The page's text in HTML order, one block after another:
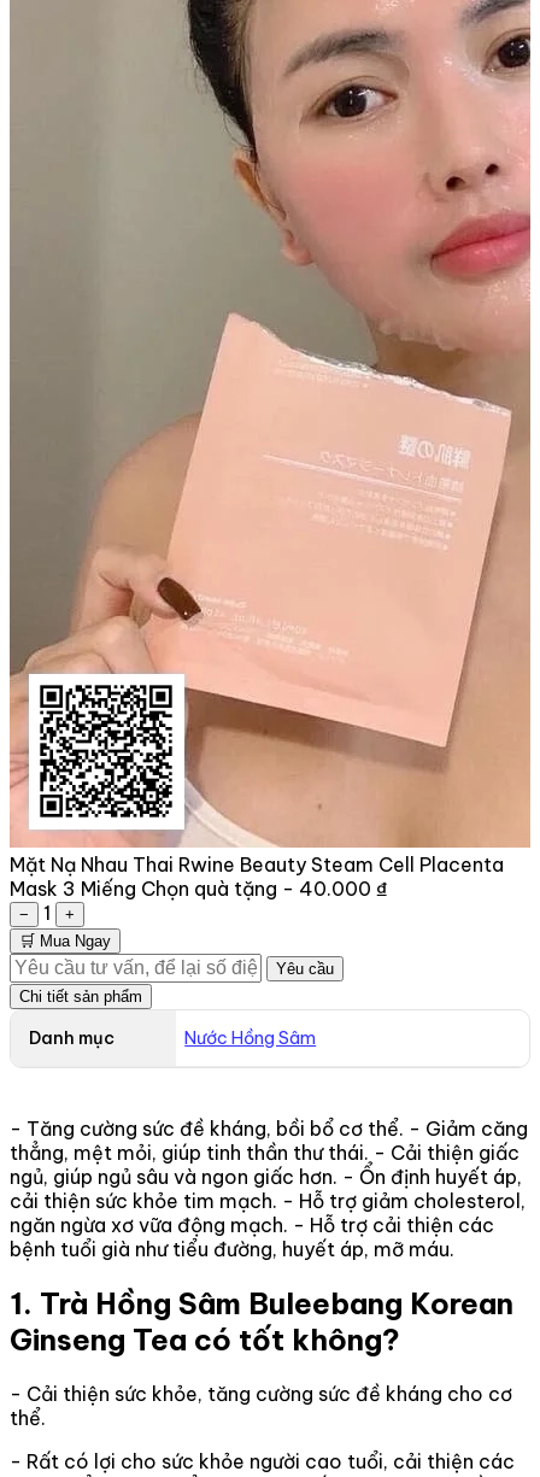
Mặt Nạ Nhau Thai Rwine Beauty Steam Cell Placenta
Mask 3 Miếng Chọn quà tặng - 40.000 ₫
− 1
+
🛒 Mua Ngay
Yêu cầu
Chi tiết sản phẩm
Danh mục Nước Hồng Sâm
- Tăng cường sức đề kháng, bồi bổ cơ thể. - Giảm căng
thẳng, mệt mỏi, giúp tinh thần thư thái. - Cải thiện giấc
ngủ, giúp ngủ sâu và ngon giấc hơn. - Ổn định huyết áp,
cải thiện sức khỏe tim mạch. - Hỗ trợ giảm cholesterol,
ngăn ngừa xơ vữa động mạch. - Hỗ trợ cải thiện các
bệnh tuổi già như tiểu đường, huyết áp, mỡ máu.
1. Trà Hồng Sâm Buleebang Korean
Ginseng Tea có tốt không?
- Cải thiện sức khỏe, tăng cường sức đề kháng cho cơ
thể.
- Rất có lợi cho sức khỏe người cao tuổi, cải thiện các